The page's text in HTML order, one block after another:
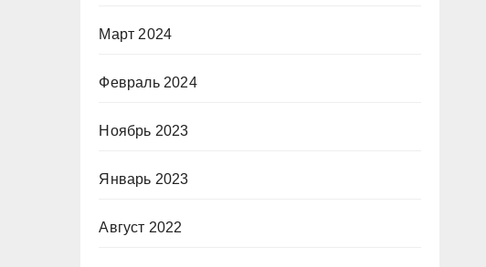
Март 2024
Февраль 2024
Ноябрь 2023
Январь 2023
Август 2022